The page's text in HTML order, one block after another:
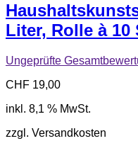
Liter, Rolle à 10
Ungeprüfte
CHF 19,00
inkl. 8,1 % MwSt.
zzgl. Versandkosten